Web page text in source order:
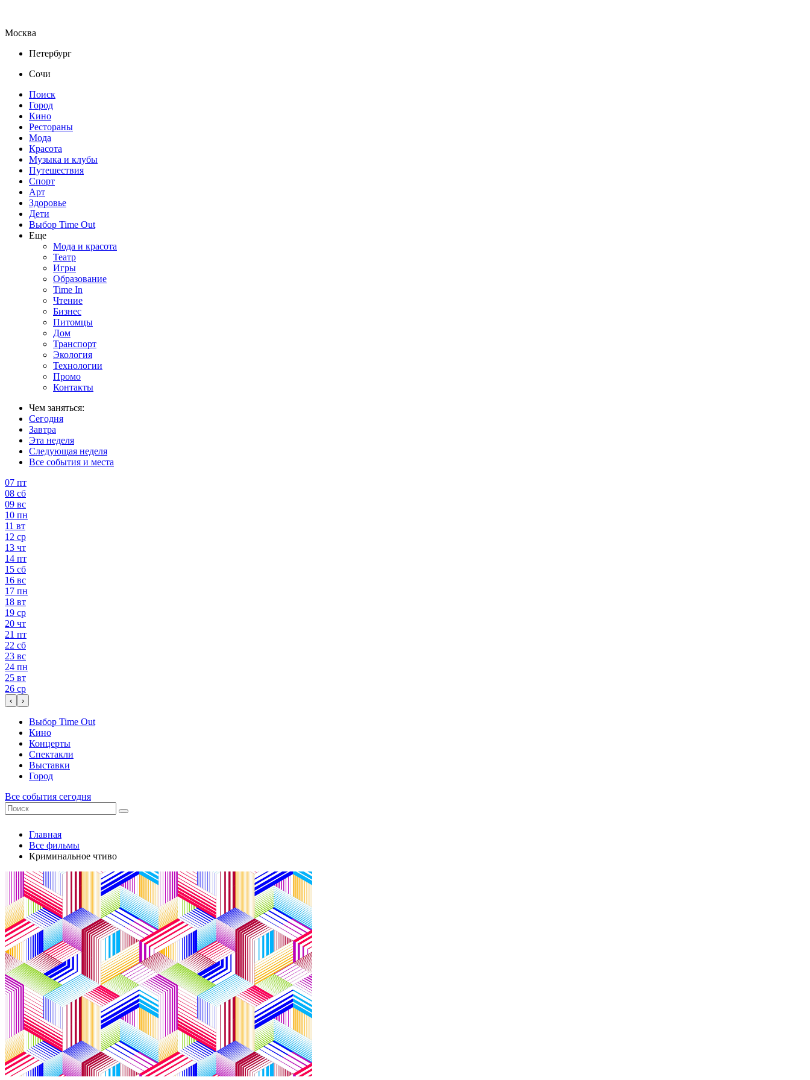
Москва
Петербург
Сочи
Поиск
Город
Кино
Рестораны
Мода
Красота
Музыка и клубы
Путешествия
Спорт
Арт
Здоровье
Дети
Выбор Time Out
Еще
Мода и красота
Театр
Игры
Образование
Time In
Чтение
Бизнес
Питомцы
Дом
Транспорт
Экология
Технологии
Промо
Контакты
Чем заняться:
Сегодня
Завтра
Эта неделя
Следующая неделя
Все события и места
07 пт
08 сб
09 вс
10 пн
11 вт
12 ср
13 чт
14 пт
15 сб
16 вс
17 пн
18 вт
19 ср
20 чт
21 пт
22 сб
23 вс
24 пн
25 вт
26 ср
‹ ›
Выбор Time Out
Кино
Концерты
Спектакли
Выставки
Город
Все события сегодня
Главная
Все фильмы
Криминальное чтиво